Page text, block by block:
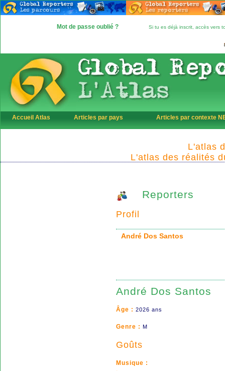
Mot de passe oublié ? Si tu es déjà inscrit, accès vers
Accueil Atlas Articles par pays Articles par contexte
L'atlas
L'atlas des réalités
Reporters
Profil
André Dos Santos
André Dos Santos
Âge : 2026 ans
Genre : M
Goûts
Musique :